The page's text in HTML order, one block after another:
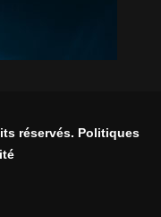
réservés. Politiques